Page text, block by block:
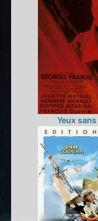
Yeux